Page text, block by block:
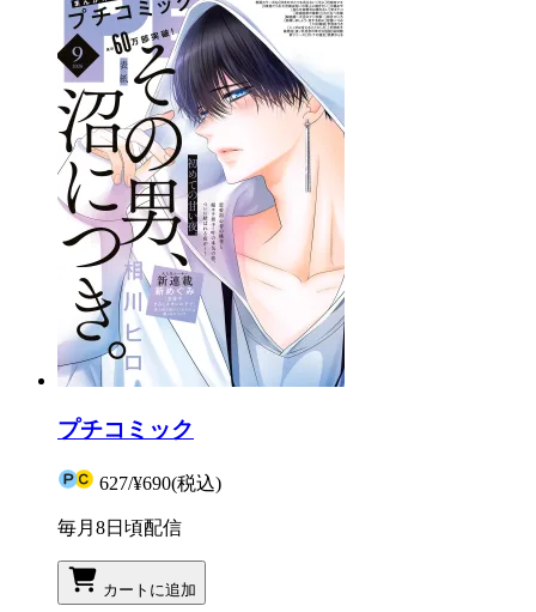
プチコミック
627/¥690(税込)
毎月8日頃配信
カートに追加